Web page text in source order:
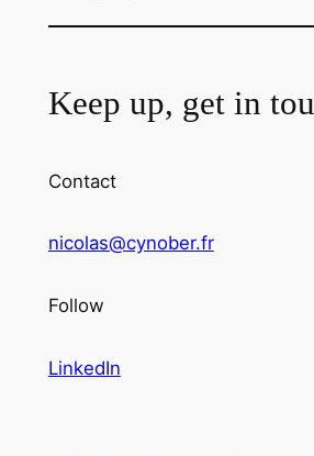
Keep up, get in
Contact
nicolas@cynober.fr
Follow
LinkedIn